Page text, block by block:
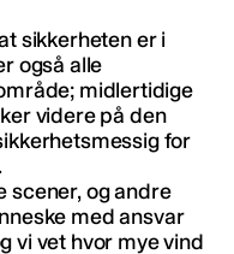
sikkerheten er i
også alle
midlertidige
videre på den
for
scener, og andre
med ansvar
vi vet hvor mye vind